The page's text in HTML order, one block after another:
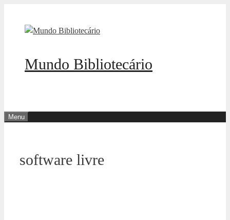
Mundo Bibliotecário
Menu
software livre